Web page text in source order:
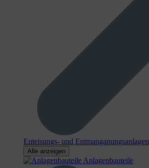
Enteisungs- und Entmanganungsanlagen
Alle anzeigen
Anlagenbauteile